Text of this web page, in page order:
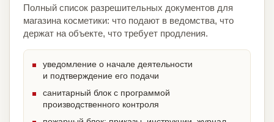
Полный список разрешительных документов для
магазина косметики: что подают в ведомства, что
держат на объекте, что требует продления.
уведомление о начале деятельности
и подтверждение его подачи
санитарный блок с программой
производственного контроля